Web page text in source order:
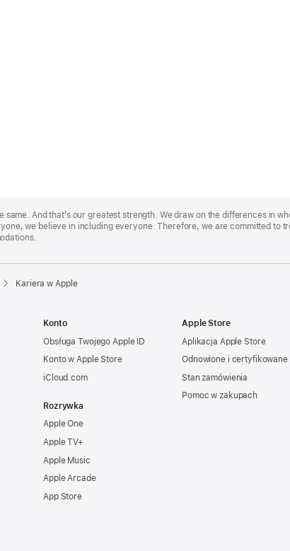
same. And that’s our greatest strength. We draw on the differences in
we believe in including everyone. Therefore, we are committed to
Kariera w Apple
Konto
Obsługa Twojego Apple ID
Konto w Apple Store
iCloud.com
Rozrywka
Apple One
Apple TV+
Apple Music
Apple Arcade
App Store
Apple Store
Aplikacja Apple Store
Odnowione i certyfikowane
Stan zamówienia
Pomoc w zakupach